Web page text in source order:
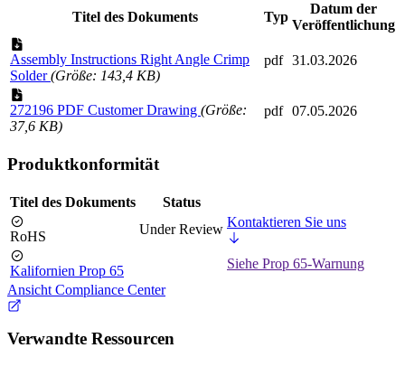
Titel des Dokuments Typ
Datum der
Veröffentlichung
Assembly Instructions Right Angle Crimp
Solder(Größe: 143,4 KB)
pdf 31.03.2026
272196 PDF Customer Drawing (Größe:
37,6 KB)
pdf 07.05.2026
Produktkonformität
Titel des Dokuments Status
RoHS Under Review Kontaktieren Sie uns
Kalifornien Prop 65
Siehe Prop 65-Warnung
Ansicht Compliance Center
Verwandte Ressourcen